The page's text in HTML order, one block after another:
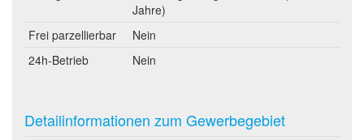
Jahre)
Frei parzellierbar
Nein
24h-Betrieb
Nein
Detailinformationen zum Gewerbegebiet